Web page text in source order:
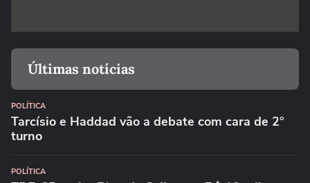
Últimas notícias
POLÍTICA
Tarcísio e Haddad vão a debate com cara de 2°
turno
POLÍTICA